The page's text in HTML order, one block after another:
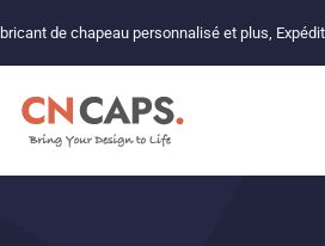
de chapeau personnalisé et plus,